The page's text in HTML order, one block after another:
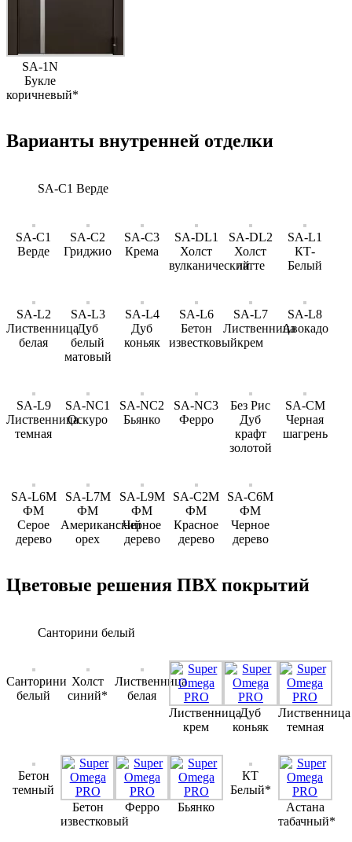
SA-1N
Букле
коричневый*
Варианты внутренней отделки
SA-C1 Верде
SA-C1
Верде
SA-C2
Гриджио
SA-C3
Крема
SA-DL1
Холст
вулканический
SA-DL2
Холст
латте
SA-L1
КТ-
Белый
SA-L2
Лиственница
белая
SA-L3
Дуб
белый
матовый
SA-L4
Дуб
коньяк
SA-L6
Бетон
известковый
SA-L7
Лиственница
крем
SA-L8
Авокадо
SA-L9
Лиственница
темная
SA-NC1
Оскуро
SA-NC2
Бьянко
SA-NC3
Ферро
Без Рис
Дуб
крафт
золотой
SA-CM
Черная
шагрень
SA-L6M
ФМ
Серое
дерево
SA-L7M
ФМ
Американский
орех
SA-L9M
ФМ
Черное
дерево
SA-С2M
ФМ
Красное
дерево
SA-С6M
ФМ
Черное
дерево
Цветовые решения ПВХ покрытий
Санторини белый
Санторини
белый
Холст
синий*
Лиственница
белая
Лиственница
крем
Дуб
коньяк
Лиственница
темная
Бетон
темный
Бетон
известковый
Ферро Бьянко
КТ
Белый*
Астана
табачный*